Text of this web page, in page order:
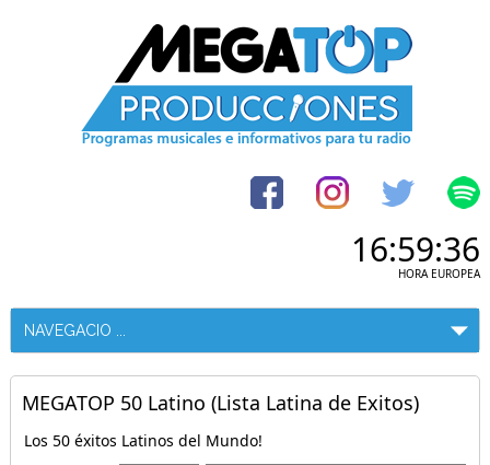
16:59:36
HORA EUROPEA
MEGATOP 50 Latino (Lista Latina de Exitos)
Los 50 éxitos Latinos del Mundo!